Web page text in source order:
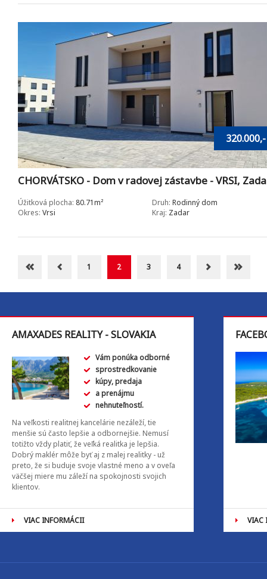
CHORVÁTSKO - Dom v radovej zástavbe - VRSI,
Úžitková plocha: 80.71m² Druh: Rodinný dom
Okres: Vrsi Kraj: Zadar
1 2 3 4
AMAXADES REALITY - SLOVAKIA
Vám ponúka odborné
sprostredkovanie
kúpy, predaja
a prenájmu
nehnuteľností.
Na veľkosti realitnej kancelárie nezáleží, tie
menšie sú často lepšie a odbornejšie. Nemusí
totižto vždy platiť, že veľká realitka je lepšia.
Dobrý maklér môže byť aj z malej realitky - už
preto, že si buduje svoje vlastné meno a v oveľa
väčšej miere mu záleží na spokojnosti svojich
klientov.
VIAC INFORMÁCII VIAC